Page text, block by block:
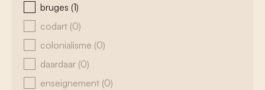
bruges (1)
codart (0)
colonialisme (0)
daardaar (0)
enseignement (0)